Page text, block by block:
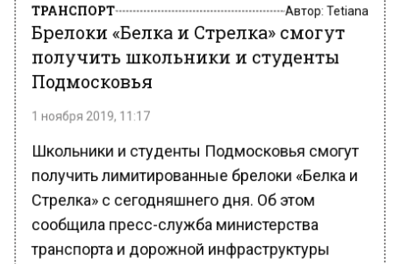
Брелоки «Белка и Стрелка» смогут
получить школьники и студенты
Подмосковья
получить лимитированные брелоки «Белка и
Стрелка» с сегодняшнего дня. Об этом
сообщила пресс-служба министерства
транспорта и дорожной инфраструктуры
Московской области.